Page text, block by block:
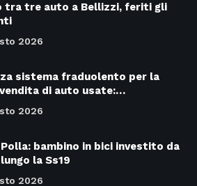
tra tre auto a Bellizzi, feriti gli
2026
sistema fraduolento per la
di auto usate:…
2026
Polla: bambino in bici investito da
la Ss19
2026